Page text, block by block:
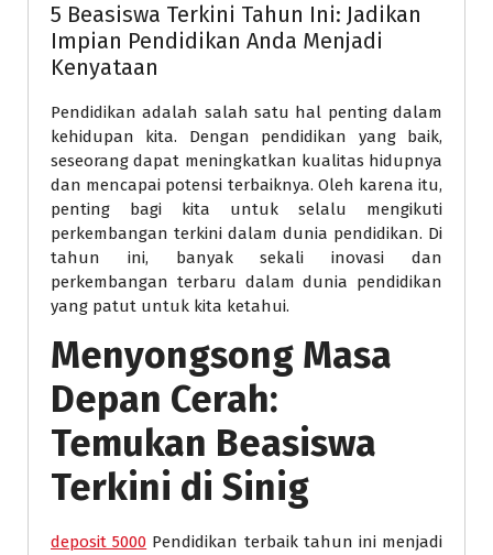
5 Beasiswa Terkini Tahun Ini: Jadikan
Impian Pendidikan Anda Menjadi
Kenyataan
Pendidikan adalah salah satu hal penting dalam
kehidupan kita. Dengan pendidikan yang baik,
seseorang dapat meningkatkan kualitas hidupnya
dan mencapai potensi terbaiknya. Oleh karena itu,
penting bagi kita untuk selalu mengikuti
perkembangan terkini dalam dunia pendidikan. Di
tahun ini, banyak sekali inovasi dan
perkembangan terbaru dalam dunia pendidikan
yang patut untuk kita ketahui.
Menyongsong Masa
Depan Cerah:
Temukan Beasiswa
Terkini di Sinig
deposit 5000 Pendidikan terbaik tahun ini menjadi